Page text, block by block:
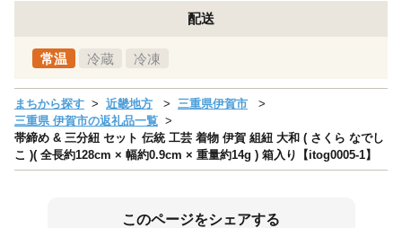
配送
常温 冷蔵 冷凍
まちから探す 近畿地方
三重県伊賀市
三重県 伊賀市の返礼品一覧
帯締め & 三分紐 セット 伝統 工芸 着物 伊賀 組紐 大和 ( さくら なでし
こ )( 全長約128cm × 幅約0.9cm × 重量約14g ) 箱入り【itog0005-1】
このページをシェアする